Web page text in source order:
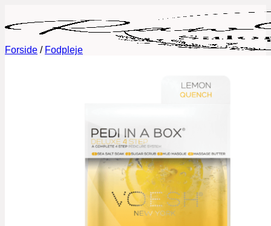
indhold
Behandlinger
Permanent Makeup
Fineline tatoveringer
Lash Lift og Brow Lamination
Eyelash Extensions
Vipper og Bryn Styling
Forside / Fodpleje